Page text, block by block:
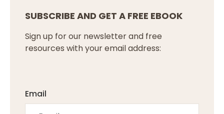
SUBSCRIBE AND GET A FREE EBOOK
Sign up for our newsletter and free
resources with your email address:
Email